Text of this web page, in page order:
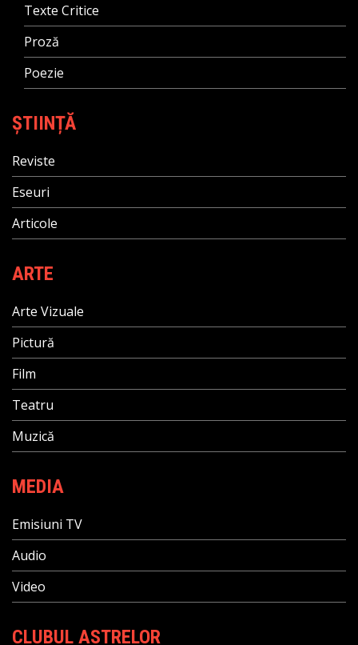
Texte Critice
Proză
Poezie
ȘTIINȚĂ
Reviste
Eseuri
Articole
ARTE
Arte Vizuale
Pictură
Film
Teatru
Muzică
MEDIA
Emisiuni TV
Audio
Video
CLUBUL ASTRELOR